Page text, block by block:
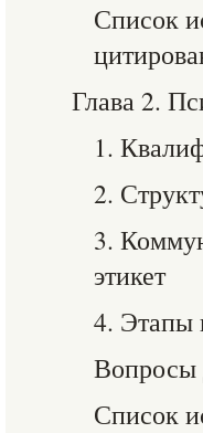
Список
Глава 2.
1.
2.
3.
этикет
4. Этапы
Вопросы
Список